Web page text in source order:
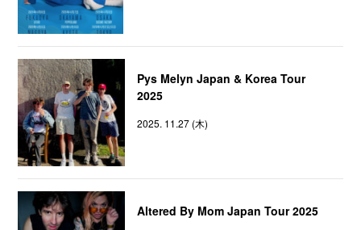
Pys Melyn Japan & Korea Tour
2025
2025. 11.27 (木)
Altered By Mom Japan Tour 2025